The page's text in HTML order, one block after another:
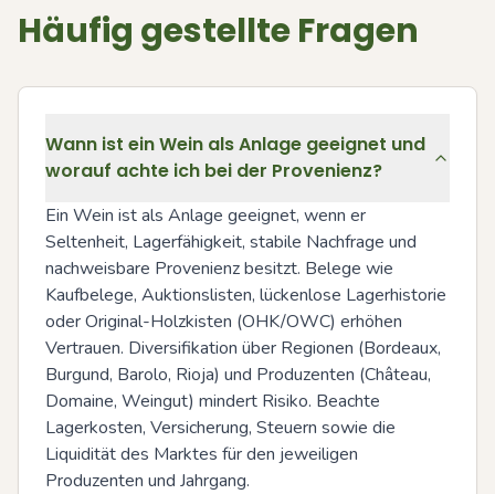
Häufig gestellte Fragen
Wann ist ein Wein als Anlage geeignet und
worauf achte ich bei der Provenienz?
Ein Wein ist als Anlage geeignet, wenn er
Seltenheit, Lagerfähigkeit, stabile Nachfrage und
nachweisbare Provenienz besitzt. Belege wie
Kaufbelege, Auktionslisten, lückenlose Lagerhistorie
oder Original-Holzkisten (OHK/OWC) erhöhen
Vertrauen. Diversifikation über Regionen (Bordeaux,
Burgund, Barolo, Rioja) und Produzenten (Château,
Domaine, Weingut) mindert Risiko. Beachte
Lagerkosten, Versicherung, Steuern sowie die
Liquidität des Marktes für den jeweiligen
Produzenten und Jahrgang.